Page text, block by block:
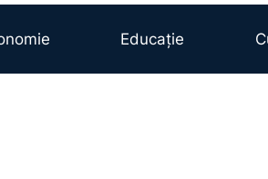
Educație